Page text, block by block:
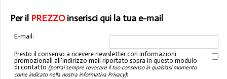
Per il PREZZOinserisci qui la tua e-mail
E-mail:
Presto il consenso a ricevere newsletter con informazioni
promozionali all'indirizzo mail riportato sopra in questo modulo
di contatto (potrai sempre revocare il tuo consenso in qualsiasi momento
come indicato nella nostra informativa Privacy):